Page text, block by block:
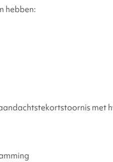
hebben:
met